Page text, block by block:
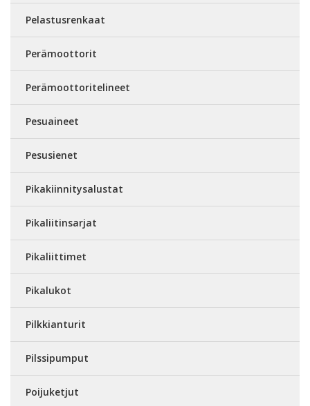
Pelastusrenkaat
Perämoottorit
Perämoottoritelineet
Pesuaineet
Pesusienet
Pikakiinnitysalustat
Pikaliitinsarjat
Pikaliittimet
Pikalukot
Pilkkianturit
Pilssipumput
Poijuketjut